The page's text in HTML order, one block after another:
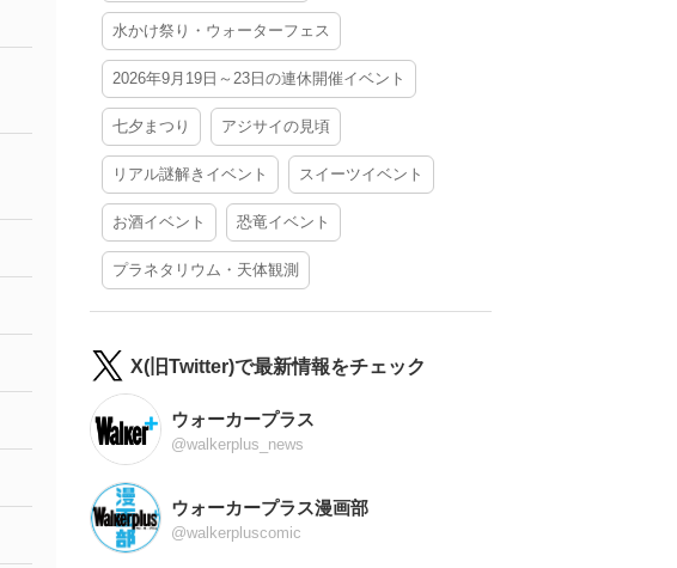
水かけ祭り・ウォーターフェス
2026年9月19日～23日の連休開催イベント
七夕まつり アジサイの見頃
リアル謎解きイベント スイーツイベント
お酒イベント 恐竜イベント
プラネタリウム・天体観測
X(旧Twitter)で最新情報をチェック
ウォーカープラス
@walkerplus_news
ウォーカープラス漫画部
@walkerpluscomic